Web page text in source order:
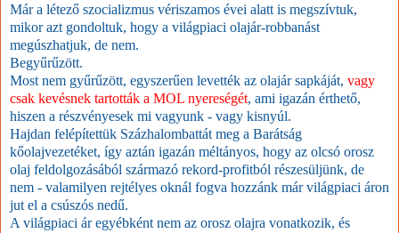
Már a létező szocializmus vériszamos évei alatt is megszívtuk,
mikor azt gondoltuk, hogy a világpiaci olajár-robbanást
megúszhatjuk, de nem.
Begyűrűzött.
Most nem gyűrűzött, egyszerűen levették az olajár sapkáját, vagy
csak kevésnek tartották a MOL nyereségét, ami igazán érthető,
hiszen a részvényesek mi vagyunk - vagy kisnyúl.
Hajdan felépítettük Százhalombattát meg a Barátság
kőolajvezetéket, így aztán igazán méltányos, hogy az olcsó orosz
olaj feldolgozásából származó rekord-profitból részesüljünk, de
nem - valamilyen rejtélyes oknál fogva hozzánk már világpiaci áron
jut el a csúszós nedű.
A világpiaci ár egyébként nem az orosz olajra vonatkozik, és